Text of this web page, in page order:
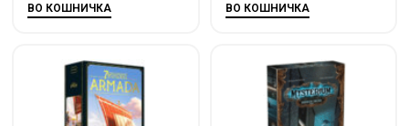
ВО КОШНИЧКА ВО КОШНИЧКА